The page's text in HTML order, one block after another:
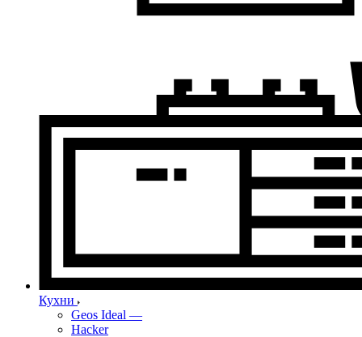
Кухни
Geos Ideal —
Hacker